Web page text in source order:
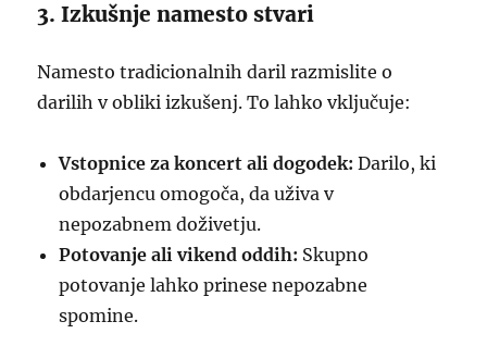
3. Izkušnje namesto stvari
Namesto tradicionalnih daril razmislite o
darilih v obliki izkušenj. To lahko vključuje:
Vstopnice za koncert ali dogodek: Darilo, ki
obdarjencu omogoča, da uživa v
nepozabnem doživetju.
Potovanje ali vikend oddih: Skupno
potovanje lahko prinese nepozabne
spomine.